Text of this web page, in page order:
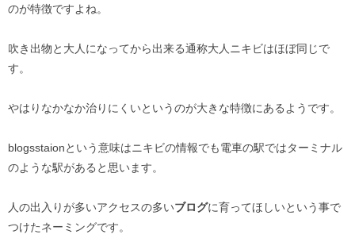
のが特徴ですよね。
吹き出物と大人になってから出来る通称大人ニキビはほぼ同じで
す。
やはりなかなか治りにくいというのが大きな特徴にあるようです。
blogsstaionという意味はニキビの情報でも電車の駅ではターミナル
のような駅があると思います。
人の出入りが多いアクセスの多いブログに育ってほしいという事で
つけたネーミングです。